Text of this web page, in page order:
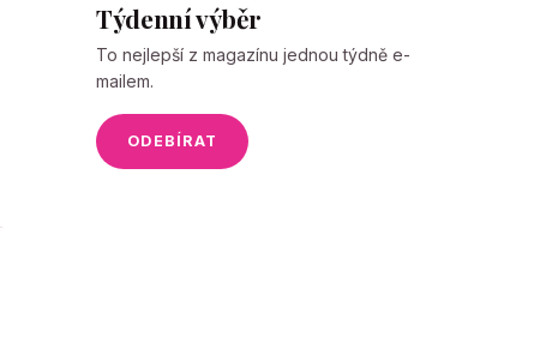
Týdenní výběr
To nejlepší z magazínu jednou týdně e-
mailem.
ODEBÍRAT